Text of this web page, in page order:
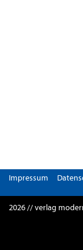
Impressum
2026 // verlag